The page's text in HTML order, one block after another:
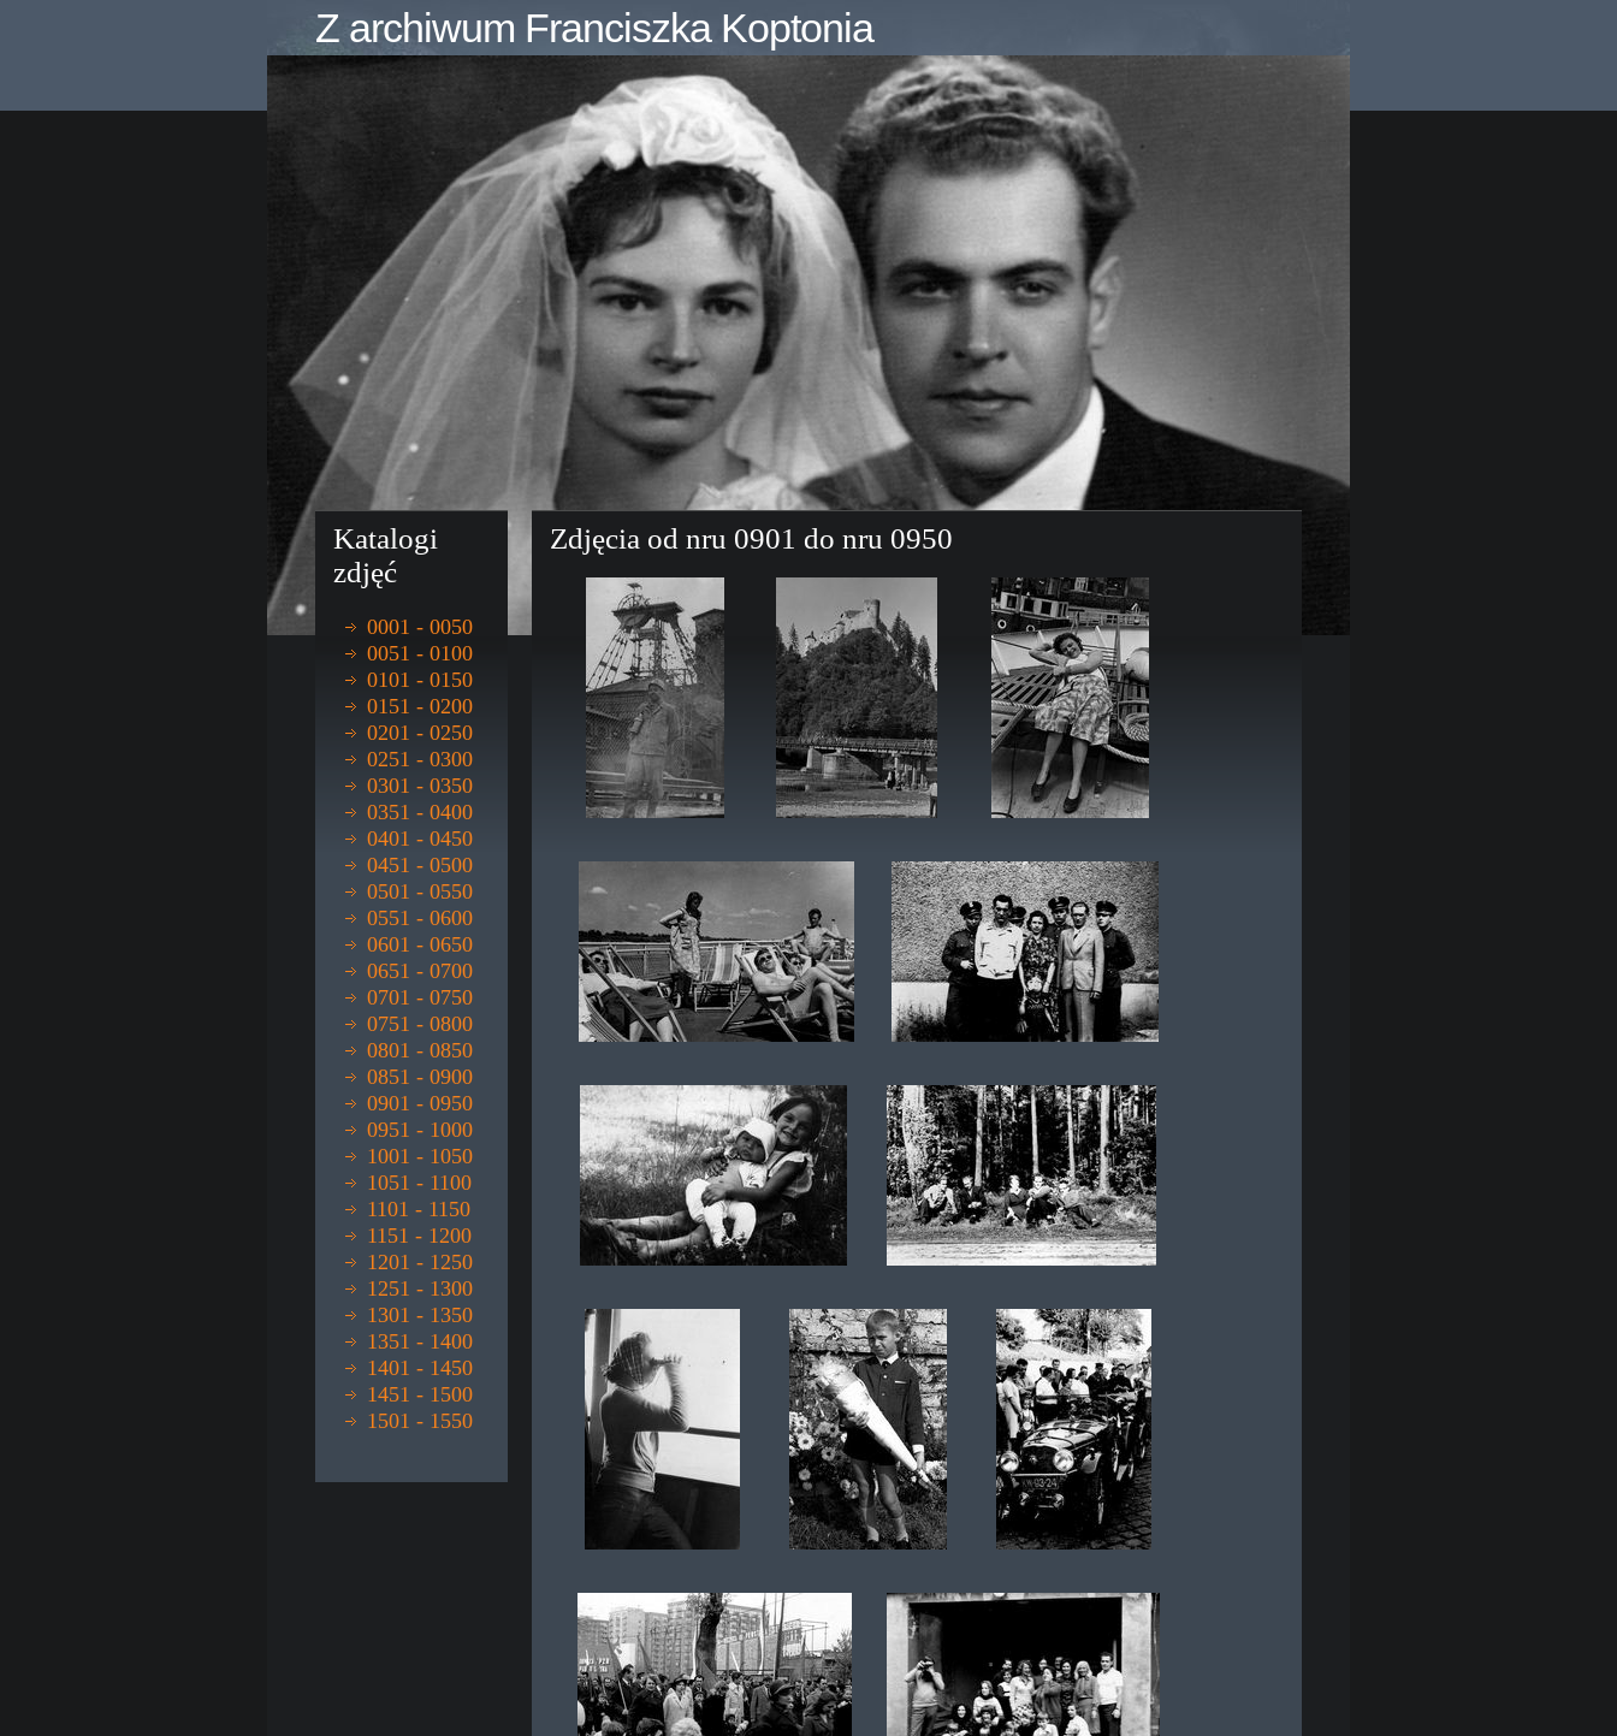
Z archiwum Franciszka Koptonia
Katalogi
zdjęć
0001 - 0050
0051 - 0100
0101 - 0150
0151 - 0200
0201 - 0250
0251 - 0300
0301 - 0350
0351 - 0400
0401 - 0450
0451 - 0500
0501 - 0550
0551 - 0600
0601 - 0650
0651 - 0700
0701 - 0750
0751 - 0800
0801 - 0850
0851 - 0900
0901 - 0950
0951 - 1000
1001 - 1050
1051 - 1100
1101 - 1150
1151 - 1200
1201 - 1250
1251 - 1300
1301 - 1350
1351 - 1400
1401 - 1450
1451 - 1500
1501 - 1550
Zdjęcia od nru 0901 do nru 0950